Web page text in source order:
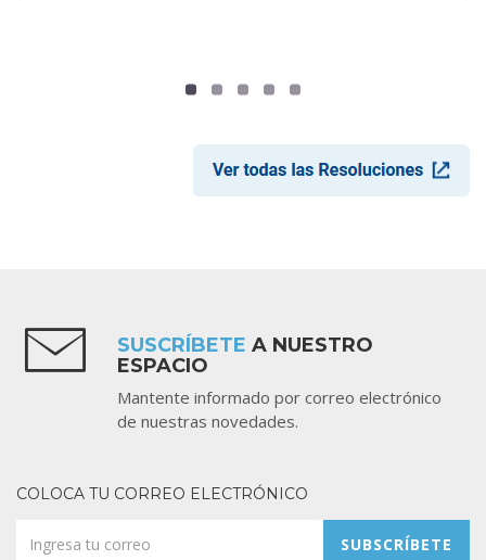
SUSCRÍBETE A NUESTRO
ESPACIO
Mantente informado por correo electrónico
de nuestras novedades.
COLOCA TU CORREO ELECTRÓNICO